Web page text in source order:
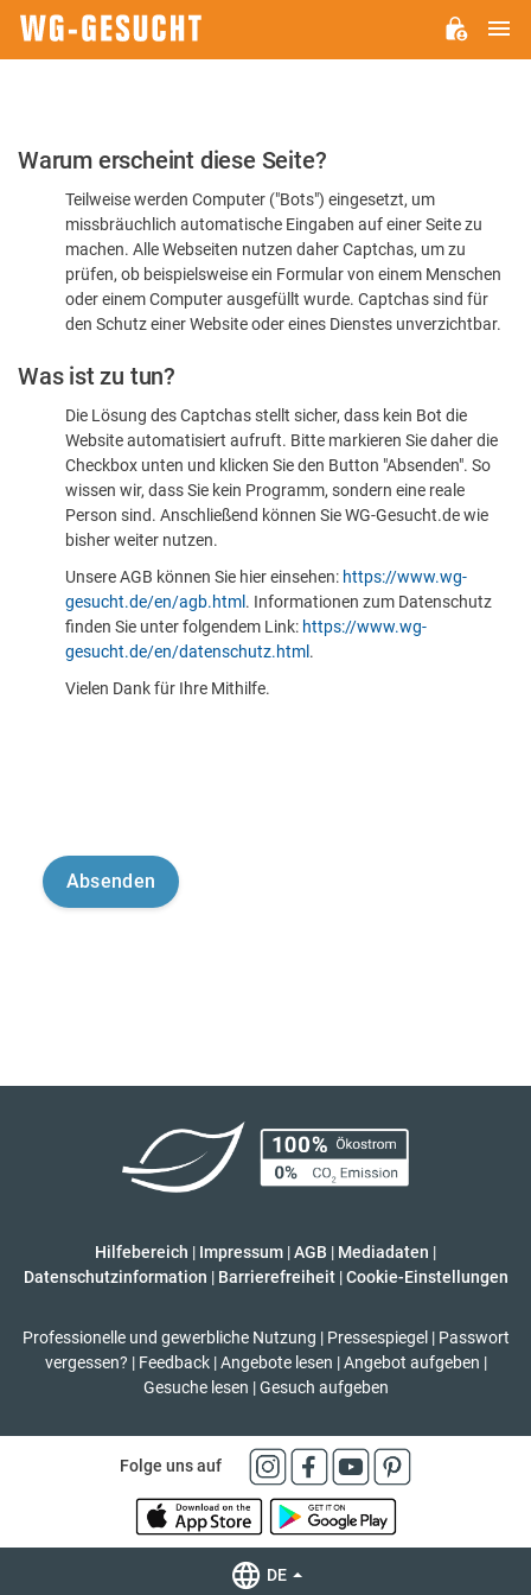
Bitte
dass
sind
Warum erscheint diese Seite?
Teilweise werden Computer ("Bots") eingesetzt, um
missbräuchlich automatische Eingaben auf einer Seite zu
machen. Alle Webseiten nutzen daher Captchas, um zu
prüfen, ob beispielsweise ein Formular von einem Menschen
oder einem Computer ausgefüllt wurde. Captchas sind für
den Schutz einer Website oder eines Dienstes unverzichtbar.
Was ist zu tun?
Die Lösung des Captchas stellt sicher, dass kein Bot die
Website automatisiert aufruft. Bitte markieren Sie daher die
Checkbox unten und klicken Sie den Button "Absenden". So
wissen wir, dass Sie kein Programm, sondern eine reale
Person sind. Anschließend können Sie WG-Gesucht.de wie
bisher weiter nutzen.
Unsere AGB können Sie hier einsehen: https://www.wg-
gesucht.de/en/agb.html . Informationen zum Datenschutz
finden Sie unter folgendem Link: https://www.wg-
gesucht.de/en/datenschutz.html .
Vielen Dank für Ihre Mithilfe.
Hilfebereich | Impressum |AGB | Mediadaten |
Datenschutzinformation | Barrierefreiheit | Cookie-Einstellungen
Professionelle und gewerbliche Nutzung | Pressespiegel | Passwort
vergessen? | Feedback | Angebote lesen | Angebot aufgeben |
Gesuche lesen | Gesuch aufgeben
Folge uns auf
DE